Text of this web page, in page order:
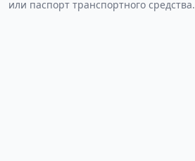
или паспорт транспортного средства.